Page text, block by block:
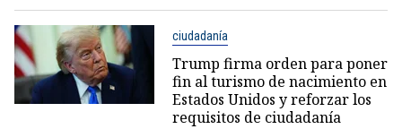
ciudadanía
Trump firma orden para poner
fin al turismo de nacimiento en
Estados Unidos y reforzar los
requisitos de ciudadanía